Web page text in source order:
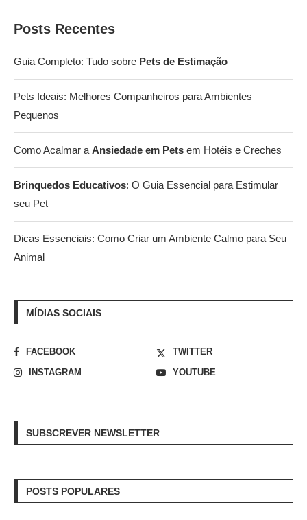
Posts Recentes
Guia Completo: Tudo sobre Pets de Estimação
Pets Ideais: Melhores Companheiros para Ambientes
Pequenos
Como Acalmar a Ansiedade em Pets em Hotéis e Creches
Brinquedos Educativos: O Guia Essencial para Estimular
seu Pet
Dicas Essenciais: Como Criar um Ambiente Calmo para Seu
Animal
MÍDIAS SOCIAIS
FACEBOOK
TWITTER
INSTAGRAM
YOUTUBE
SUBSCREVER NEWSLETTER
POSTS POPULARES